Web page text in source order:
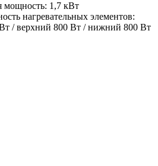
мощность: 1,7 кВт
нагревательных элементов:
Вт / верхний 800 Вт / нижний 800 Вт